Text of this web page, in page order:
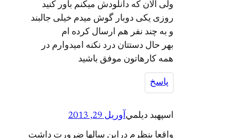
ولی الان که دانلودش میکنم باور کنید
روزی یکی دوبار گوش میدم خیلی جالبند
و به چند نفر هم ارسال کرده ام
بهر حال دستتان درد نکنه امیدوارم در
همه کارهاتون موفق باشید
پاسخ
اسپهبد ديلميآوریل 29, 2013
واقعا بنظرم دراين سالها ضرورت داشت